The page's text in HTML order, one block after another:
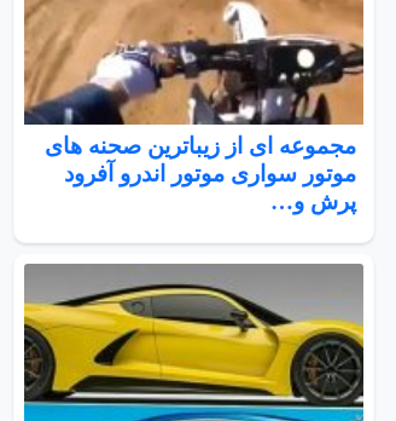
مجموعه ای از زیباترین صحنه های
موتور سواری موتور اندرو آفرود
پرش و…